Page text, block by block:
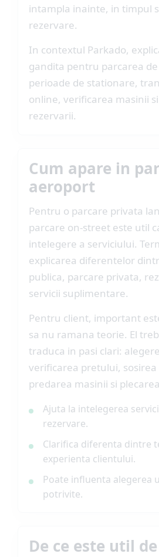
intampla inainte, in timpul
rezervare.
In contextul Parkado,
gandita pentru parcarea
perioade de stationare,
online, verificarea masinii
rezervarii.
Cum apare in
aeroport
Pentru o parcare privata
parcare on-street este util
intelegere a serviciului.
explicarea diferentelor
publica, parcare privata,
servicii suplimentare.
Pentru client, important
sa nu ramana teorie. El
traduca in pasi clari:
verificarea pretului, sosirea
predarea masinii si
Ajuta la intelegerea
rezervare.
Clarifica diferenta dintre
experienta clientului.
Poate influenta alegerea
potrivite.
De ce este util